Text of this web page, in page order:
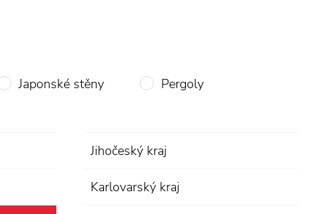
Japonské stěny Pergoly
Jihočeský kraj
Karlovarský kraj